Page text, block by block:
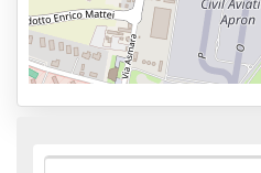
Servizio navetta
Car valet
Parcheggia e cammina